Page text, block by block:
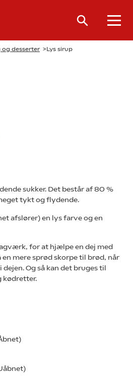
og desserter >Lys sirup
sukker. Det består af 80 %
tykt og flydende.
afslører) en lys farve og en
for at hjælpe en dej med
mere sprød skorpe til brød, når
Og så kan det bruges til
kødretter.